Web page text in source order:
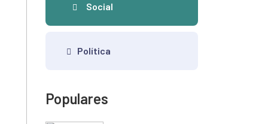
Social
Política
Populares